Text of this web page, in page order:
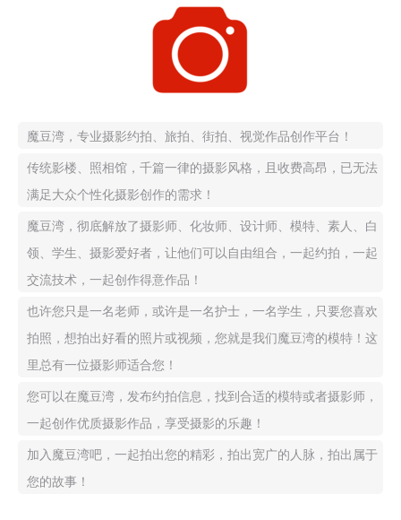
魔豆湾，专业摄影约拍、旅拍、街拍、视觉作品创作平台！
传统影楼、照相馆，千篇一律的摄影风格，且收费高昂，已无法
满足大众个性化摄影创作的需求！
魔豆湾，彻底解放了摄影师、化妆师、设计师、模特、素人、白
领、学生、摄影爱好者，让他们可以自由组合，一起约拍，一起
交流技术，一起创作得意作品！
也许您只是一名老师，或许是一名护士，一名学生，只要您喜欢
拍照，想拍出好看的照片或视频，您就是我们魔豆湾的模特！这
里总有一位摄影师适合您！
您可以在魔豆湾，发布约拍信息，找到合适的模特或者摄影师，
一起创作优质摄影作品，享受摄影的乐趣！
加入魔豆湾吧，一起拍出您的精彩，拍出宽广的人脉，拍出属于
您的故事！